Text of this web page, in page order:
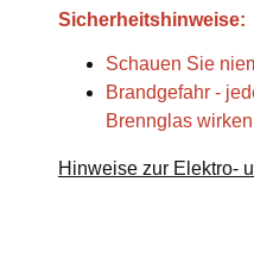
Sicherheitshinweise:
Schauen Sie
Brandgefahr -
Brennglas wirken
Hinweise zur Elektro-